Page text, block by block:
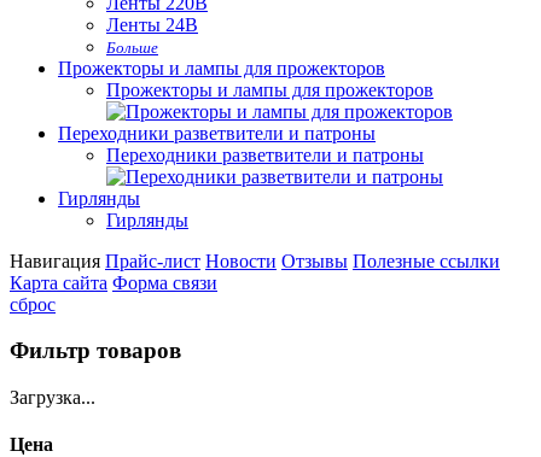
Ленты 24В
Больше
Прожекторы и лампы для прожекторов
Прожекторы и лампы для прожекторов
Переходники разветвители и патроны
Переходники разветвители и патроны
Гирлянды
Гирлянды
Навигация Прайс-лист Новости Отзывы Полезные ссылки
Карта сайта Форма связи
сброс
Фильтр товаров
Загрузка...
Цена